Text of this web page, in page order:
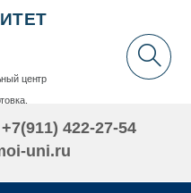
центр
+7(911) 422-27-54
uni.ru